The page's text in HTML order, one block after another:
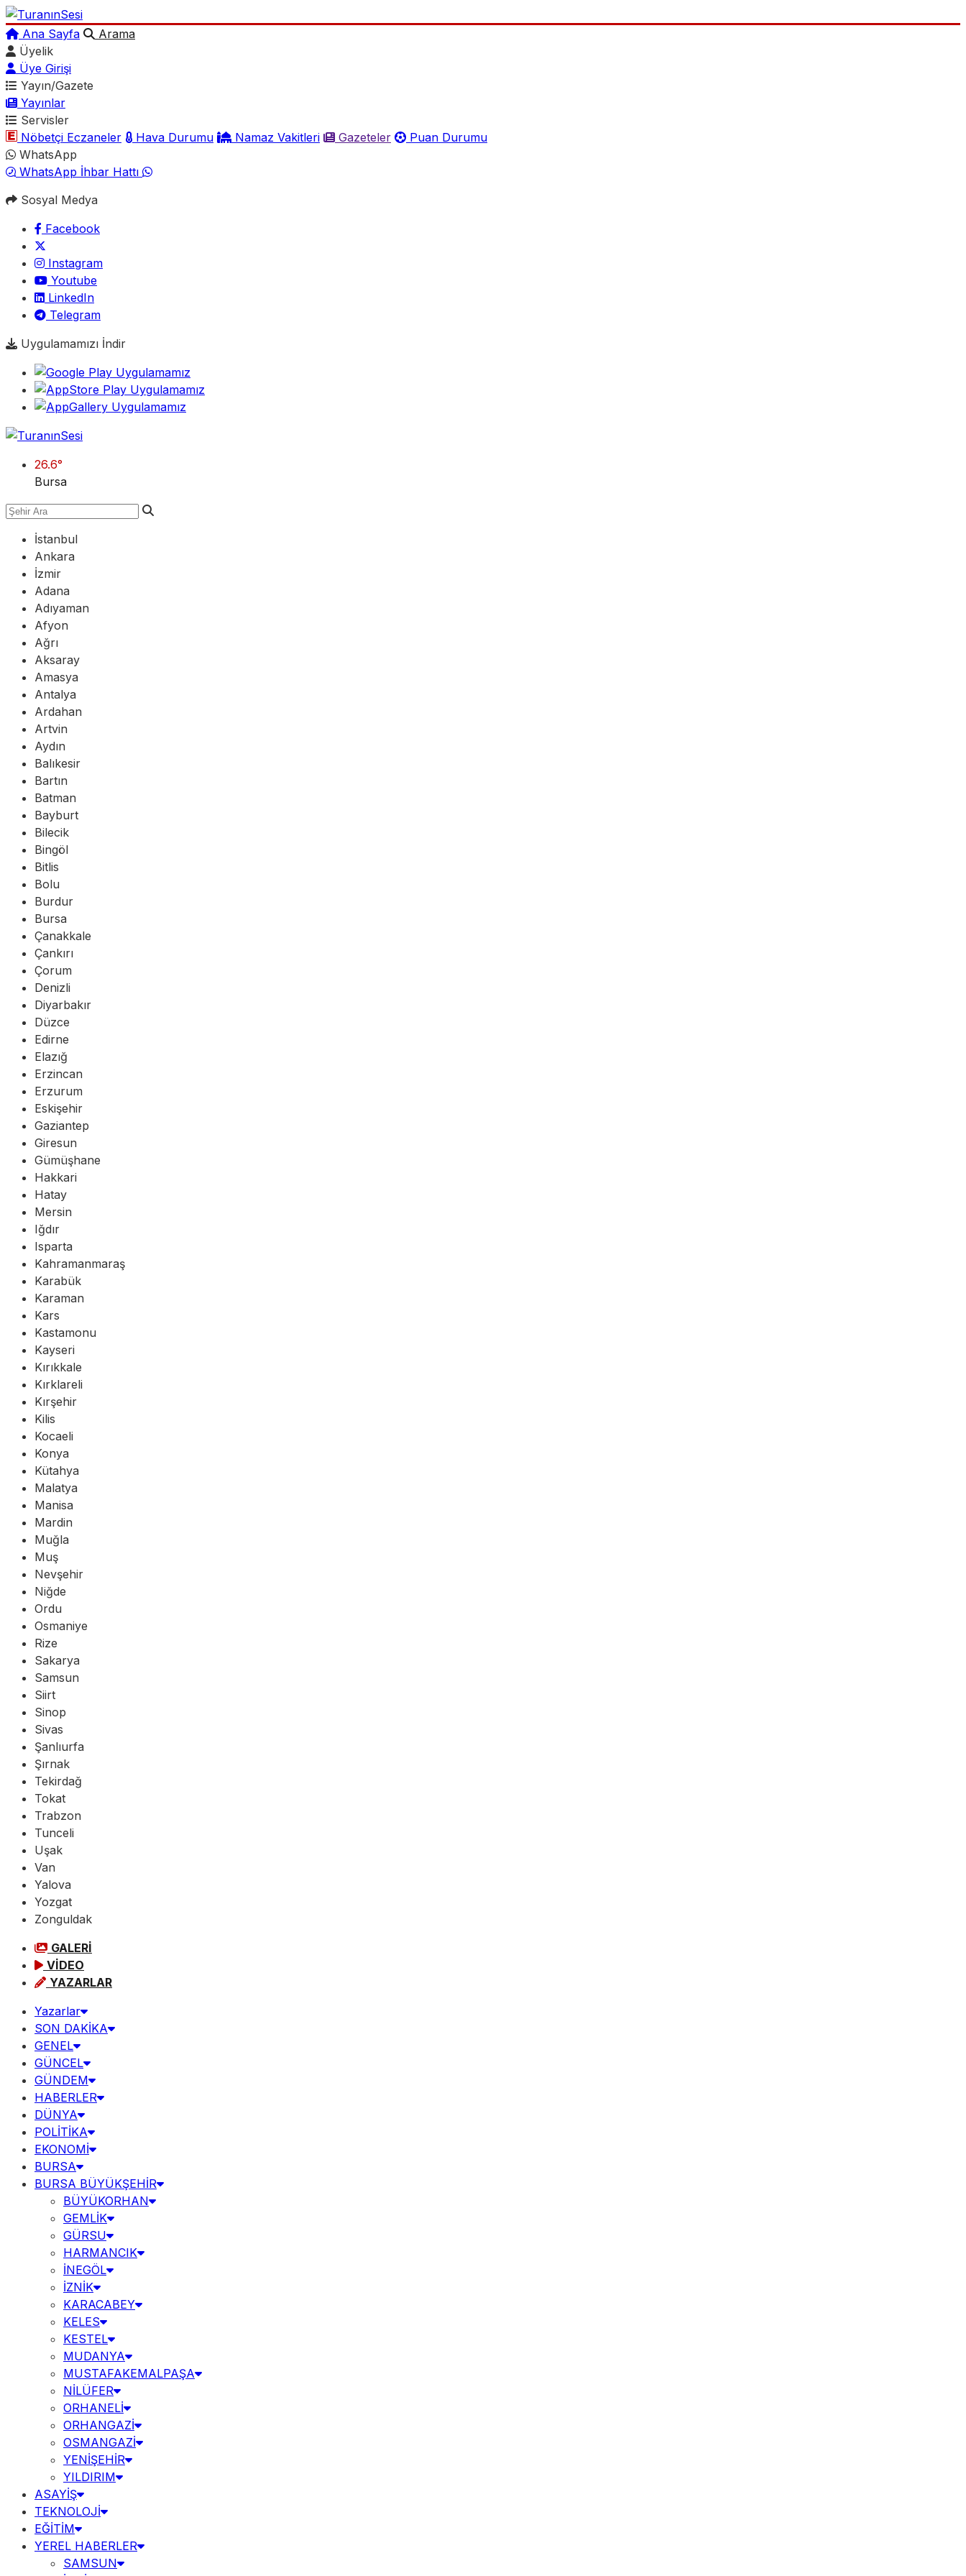
Ana Sayfa
Arama
Üyelik
Üye Girişi
Yayın/Gazete
Yayınlar
Servisler
Nöbetçi Eczaneler
Hava Durumu Namaz Vakitleri Gazeteler
Puan Durumu
WhatsApp
WhatsApp İhbar Hattı
Sosyal Medya
Facebook
Instagram
Youtube
LinkedIn
Telegram
Uygulamamızı İndir
26.6°
Bursa
İstanbul
Ankara
İzmir
Adana
Adıyaman
Afyon
Ağrı
Aksaray
Amasya
Antalya
Ardahan
Artvin
Aydın
Balıkesir
Bartın
Batman
Bayburt
Bilecik
Bingöl
Bitlis
Bolu
Burdur
Bursa
Çanakkale
Çankırı
Çorum
Denizli
Diyarbakır
Düzce
Edirne
Elazığ
Erzincan
Erzurum
Eskişehir
Gaziantep
Giresun
Gümüşhane
Hakkari
Hatay
Mersin
Iğdır
Isparta
Kahramanmaraş
Karabük
Karaman
Kars
Kastamonu
Kayseri
Kırıkkale
Kırklareli
Kırşehir
Kilis
Kocaeli
Konya
Kütahya
Malatya
Manisa
Mardin
Muğla
Muş
Nevşehir
Niğde
Ordu
Osmaniye
Rize
Sakarya
Samsun
Siirt
Sinop
Sivas
Şanlıurfa
Şırnak
Tekirdağ
Tokat
Trabzon
Tunceli
Uşak
Van
Yalova
Yozgat
Zonguldak
GALERİ
VİDEO
YAZARLAR
Yazarlar
SON DAKİKA
GENEL
GÜNCEL
GÜNDEM
HABERLER
DÜNYA
POLİTİKA
EKONOMİ
BURSA
BURSA BÜYÜKŞEHİR
BÜYÜKORHAN
GEMLİK
GÜRSU
HARMANCIK
İNEGÖL
İZNİK
KARACABEY
KELES
KESTEL
MUDANYA
MUSTAFAKEMALPAŞA
NİLÜFER
ORHANELİ
ORHANGAZİ
OSMANGAZİ
YENİŞEHİR
YILDIRIM
ASAYİŞ
TEKNOLOJİ
EĞİTİM
YEREL HABERLER
SAMSUN